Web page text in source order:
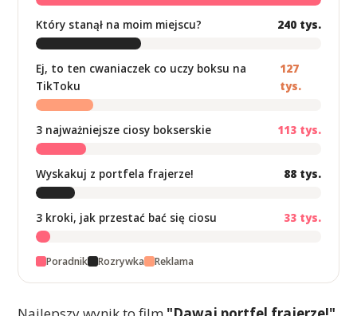
Który stanął na moim miejscu? 240 tys.
Ej, to ten cwaniaczek co uczy boksu na
TikToku
127
tys.
3 najważniejsze ciosy bokserskie 113 tys.
Wyskakuj z portfela frajerze! 88 tys.
3 kroki, jak przestać bać się ciosu 33 tys.
Poradnik Rozrywka Reklama